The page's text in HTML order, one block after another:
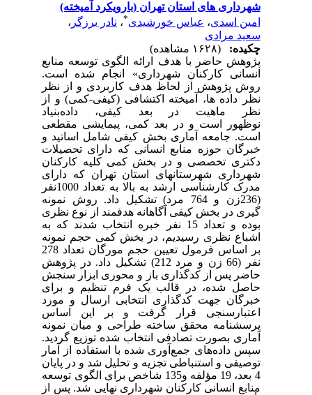
شهرداری های استان تهران (بارویکرد آمیخته)
امین اسدی،عباس خورشیدی* ،نادر برزگر،
سعید مرادی
چکیده:
پژوهش حاضر با هدف ارائه الگوی توسعه منابع
انسانی کارکنان شهرداری»انجام شده است.
روش پژوهش از لحاظ هدف کاربردی و از نظر
نظر داده ها، آمیخته اکتشافی (کیفی-کمی) و از
نظر ماهیت در بعد کیفی،
داده‌بنیاد
نوظهوراستو در بعد کمی، پیمایشی مقطعی
است. جامعه آماری بخش کیفی شامل اساتید و
خبرگان حوزه منابع انسانی که دارای تحصیلات
دکتری تخصصی و در بخش کمی کلیه کارکنان
شهرداری شهرستانهای استان تهران که دارای
مدرک کارشناسی ارشد به بالا به تعداد 1000نفر
روش نمونه
گیری در بخش کیفی آگاهانه هدفمند از نوع نظری
بوده و تعداد 15 نفر خبره انتخاب شدند که به
اشباع نظری رسیدیم، در بخش کمی حجم نمونه
بر اساس فرمول تعیین حجم مورگان
تعداد 278
نفر
(66 زن و مرد 212) تشکیل داد. در پژوهش
حاضر پس از کدگذاری باز و محوری ابزار سنجش
حاصل شده، در قالب یک فرم تنظیم و برای
خبرگان جهت کدگذاری انتخابی ارسال و مورد
اعتبارسنجی قرار گرفت و بر این اساس
پرسشنامه محقق ساخته طراحی و میان نمونه
آماری بصورت تصادفی انتخاب شده توزیع گردید.
سپس داده‌های جمع‌آوری شده با استفاده از آمار
توصیفی و استنباطی تجزیه و تحلیل شد و در پایان
الگوی توسعه
منابع انسانی کارکنان شهرداری نهایی شد. پس از